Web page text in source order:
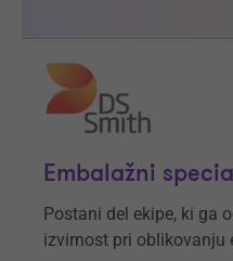
Embalažni
Postani del ekipe, ki ga
izvirnost pri oblikovanju